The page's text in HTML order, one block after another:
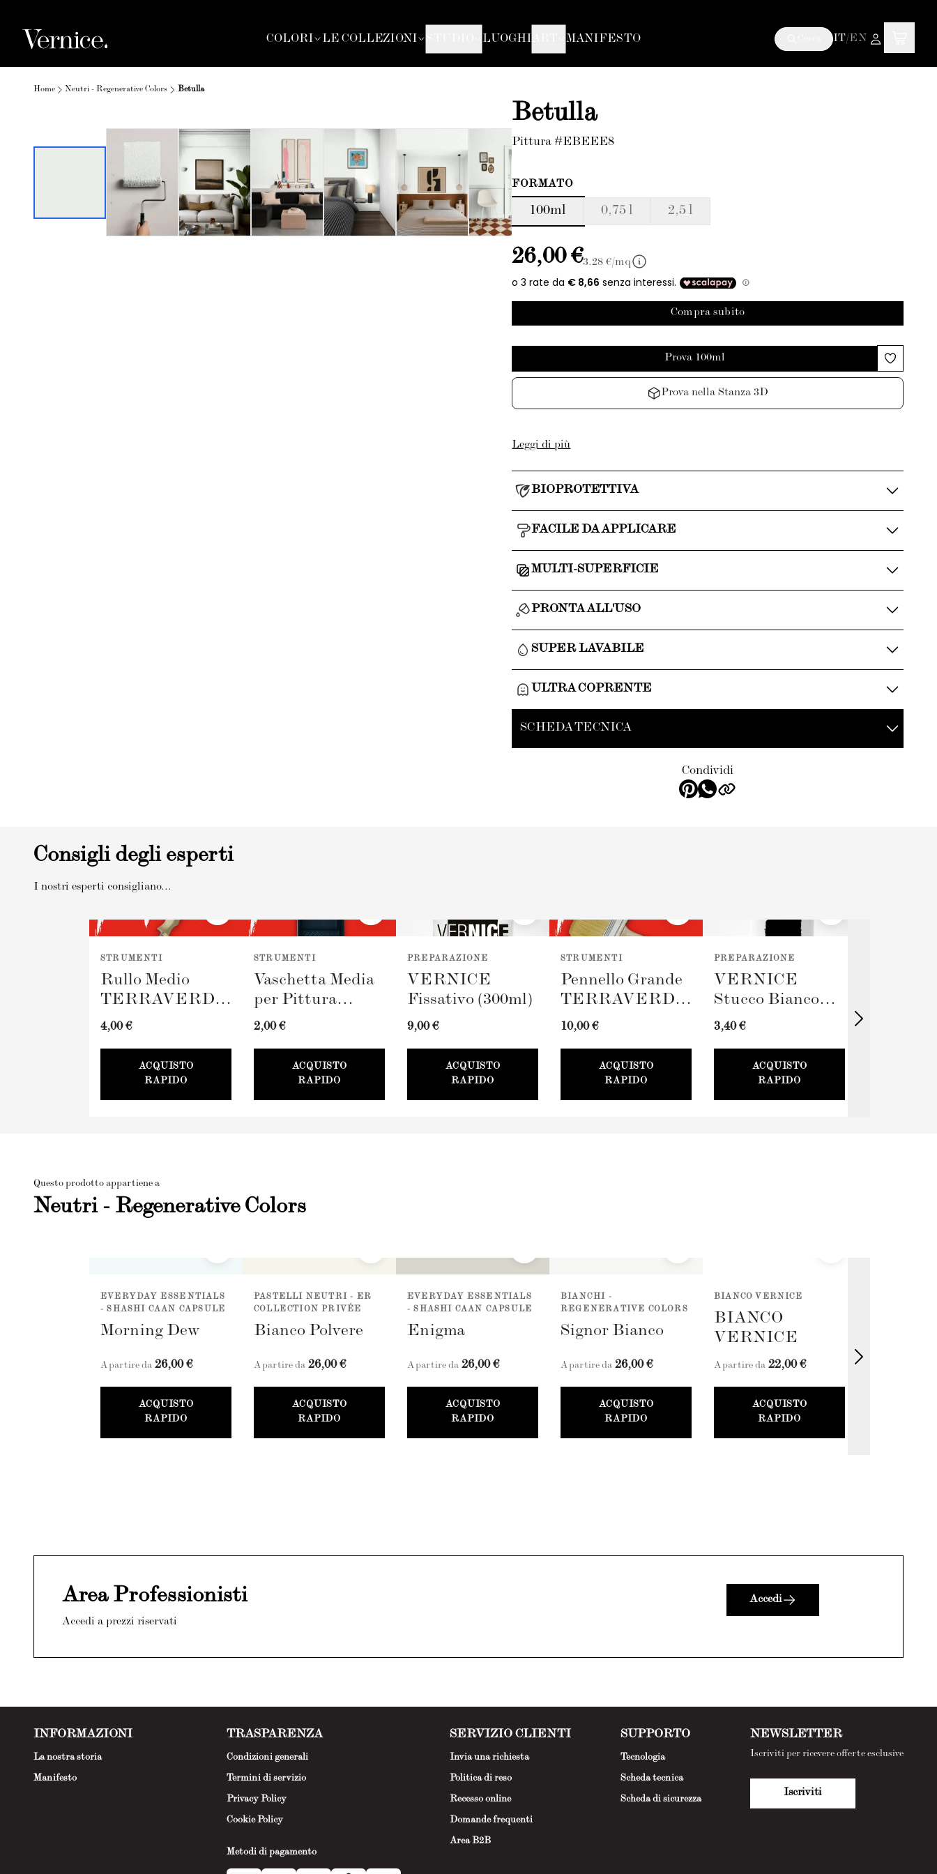
COLORI LE COLLEZIONI LUOGHI MANIFESTO IT/EN
Home Neutri - Regenerative Colors Betulla
Betulla
Pittura #EBEEE8
FORMATO
100ml 0,75 l 2,5 l
26,00 €3.28 €/mq
Compra subito
Prova 100ml
Prova nella Stanza 3D
Leggi di più
BIOPROTETTIVA
FACILE DA APPLICARE
MULTI-SUPERFICIE
PRONTA ALL'USO
SUPER LAVABILE
ULTRA COPRENTE
SCHEDA TECNICA
Condividi
Consigli degli esperti
I nostri esperti consigliano...
STRUMENTI
Rullo Medio
TERRAVERDE
(100mm)
4,00 €
ACQUISTO
RAPIDO
STRUMENTI
Vaschetta Media
per Pittura
TERRAVERDE
2,00 €
ACQUISTO
RAPIDO
PREPARAZIONE
VERNICE
Fissativo (300ml)
9,00 €
ACQUISTO
RAPIDO
STRUMENTI
Pennello Grande
TERRAVERDE
(100mm)
10,00 €
ACQUISTO
RAPIDO
PREPARAZIONE
VERNICE
Stucco Bianco
(100ml) + Stucco
3,40 €
ACQUISTO
RAPIDO
Questo prodotto appartiene a
Neutri - Regenerative Colors
EVERYDAY ESSENTIALS
- SHASHI CAAN CAPSULE
Morning Dew
A partire da 26,00 €
ACQUISTO
RAPIDO
PASTELLI NEUTRI - ER
COLLECTION PRIVÉE
Bianco Polvere
A partire da 26,00 €
ACQUISTO
RAPIDO
EVERYDAY ESSENTIALS
- SHASHI CAAN CAPSULE
Enigma
A partire da 26,00 €
ACQUISTO
RAPIDO
BIANCHI -
REGENERATIVE COLORS
Signor Bianco
A partire da 26,00 €
ACQUISTO
RAPIDO
BIANCO VERNICE
BIANCO
VERNICE
A partire da 22,00 €
ACQUISTO
RAPIDO
Area Professionisti
Accedi a prezzi riservati
Accedi
INFORMAZIONI
La nostra storia
Manifesto
TRASPARENZA
Condizioni generali
Termini di servizio
Privacy Policy
Cookie Policy
Metodi di pagamento
SERVIZIO CLIENTI
Invia una richiesta
Politica di reso
Recesso online
Domande frequenti
Area B2B
SUPPORTO
Tecnologia
Scheda tecnica
Scheda di sicurezza
NEWSLETTER
Iscriviti per ricevere offerte esclusive
Iscriviti